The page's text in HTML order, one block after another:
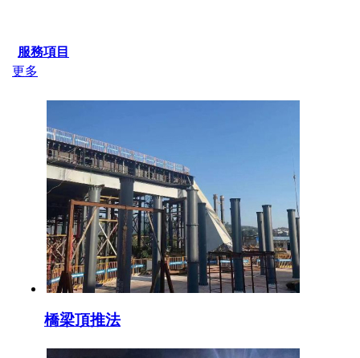
服務項目
更多
橋梁頂推法